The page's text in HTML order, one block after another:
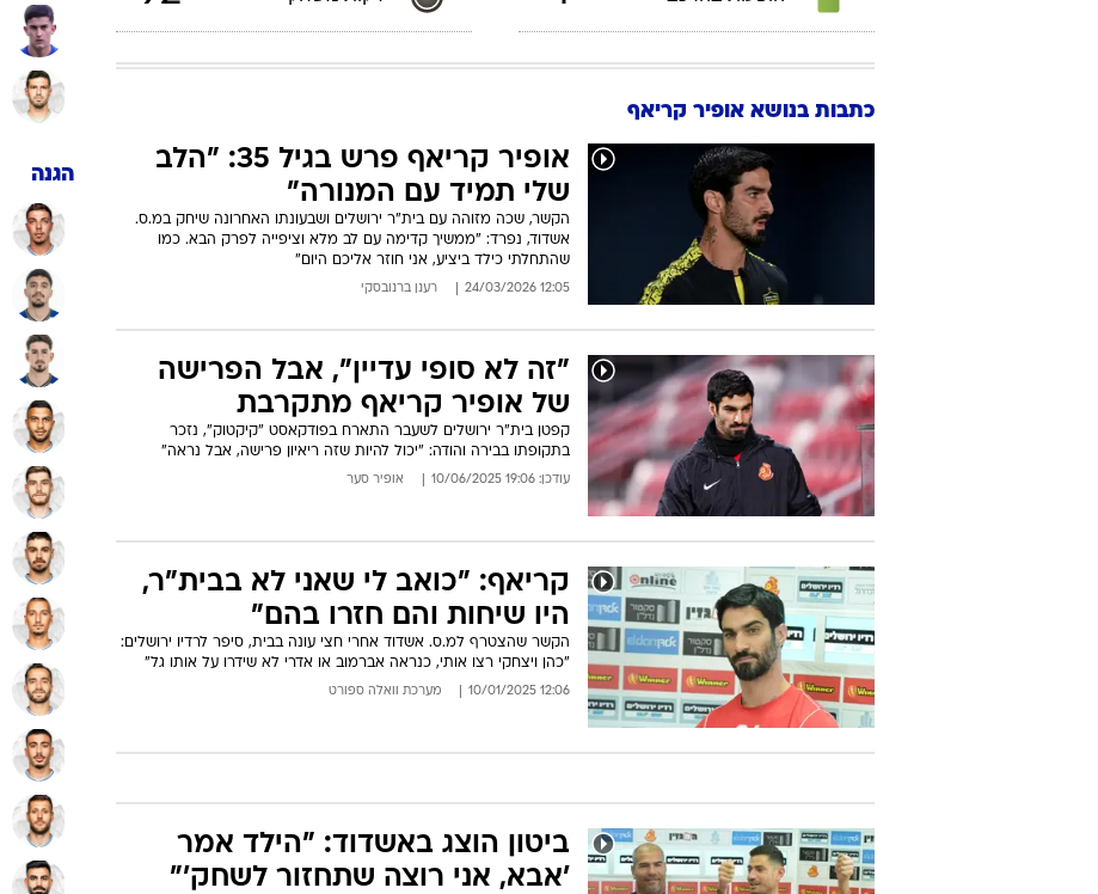
כתבות בנושא אופיר קריאף
אופיר קריאף פרש בגיל 35: "הלב
שלי תמיד עם המנורה"
הקשר, שכה מזוהה עם בית"ר ירושלים ושבעונתו האחרונה שיחק במ.ס.
אשדוד, נפרד: "ממשיך קדימה עם לב מלא וציפייה לפרק הבא. כמו
שהתחלתי כילד ביציע, אני חוזר אליכם היום"
12:05 24/03/2026 רענן ברנובסקי
"זה לא סופי עדיין", אבל הפרישה
של אופיר קריאף מתקרבת
קפטן בית"ר ירושלים לשעבר התארח בפודקאסט "קיקטוק", נזכר
בתקופתו בבירה והודה: "יכול להיות שזה ריאיון פרישה, אבל נראה"
עודכן: 19:06 10/06/2025 אופיר סער
קריאף: "כואב לי שאני לא בבית"ר,
היו שיחות והם חזרו בהם"
הקשר שהצטרף למ.ס. אשדוד אחרי חצי עונה בבית, סיפר לרדיו ירושלים:
"כהן ויצחקי רצו אותי, כנראה אברמוב או אדרי לא שידרו על אותו גל"
12:06 10/01/2025 מערכת וואלה ספורט
ביטון הוצג באשדוד: "הילד אמר
'אבא, אני רוצה שתחזור לשחק'"
הגנה